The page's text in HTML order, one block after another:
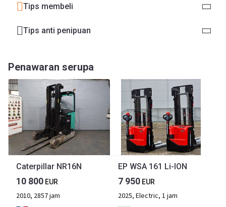
Tips membeli
Tips anti penipuan
Penawaran serupa
Caterpillar NR16N
10 800 EUR
2010, 2857 jam
EP WSA 161 Li-ION
7 950 EUR
2025, Electric, 1 jam